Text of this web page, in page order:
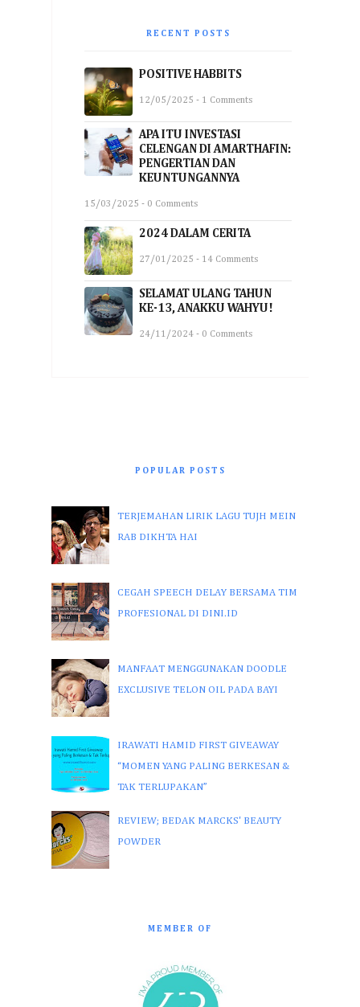
RECENT POSTS
POSITIVE HABBITS
12/05/2025 - 1 Comments
APA ITU INVESTASI
CELENGAN DI AMARTHAFIN:
PENGERTIAN DAN
KEUNTUNGANNYA
15/03/2025 - 0 Comments
2024 DALAM CERITA
27/01/2025 - 14 Comments
SELAMAT ULANG TAHUN
KE-13, ANAKKU WAHYU!
24/11/2024 - 0 Comments
POPULAR POSTS
TERJEMAHAN LIRIK LAGU TUJH MEIN
RAB DIKHTA HAI
CEGAH SPEECH DELAY BERSAMA TIM
PROFESIONAL DI DINI.ID
MANFAAT MENGGUNAKAN DOODLE
EXCLUSIVE TELON OIL PADA BAYI
IRAWATI HAMID FIRST GIVEAWAY
“MOMEN YANG PALING BERKESAN &
TAK TERLUPAKAN”
REVIEW; BEDAK MARCKS' BEAUTY
POWDER
MEMBER OF